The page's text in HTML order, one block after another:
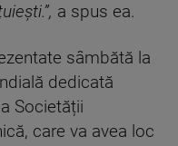
a spus ea.
sâmbătă la
dedicată
Societății
care va avea loc